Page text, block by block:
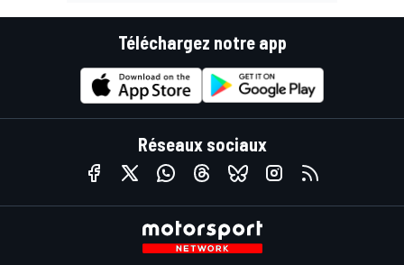
Téléchargez notre app
Réseaux sociaux